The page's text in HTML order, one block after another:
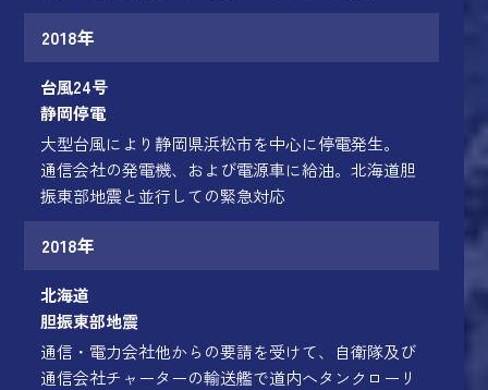
2018年
台風24号
静岡停電
大型台風により静岡県浜松市を中心に停電発生。
通信会社の発電機、および電源車に給油。北海道胆
振東部地震と並行しての緊急対応
2018年
北海道
胆振東部地震
通信・電力会社他からの要請を受けて、自衛隊及び
通信会社チャーターの輸送艦で道内へタンクローリ